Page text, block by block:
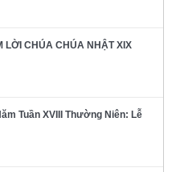
LỜI CHÚA CHÚA NHẬT XIX
Tuần XVIII Thường Niên: Lễ